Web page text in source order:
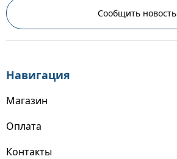
Сообщить новость
Навигация
Магазин
Оплата
Контакты